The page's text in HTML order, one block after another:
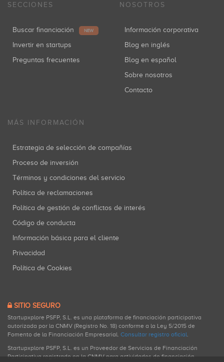
SECCIONES
Buscar financiación NEW
Invertir en startups
Preguntas frecuentes
NOSOTROS
Información corporativa
Blog en inglés
Blog en español
Sobre nosotros
Contacto
MÁS INFORMACIÓN
Estrategia de selección de compañías
Proceso de inversión
Términos y condiciones del servicio
Política de reclamaciones
Política de gestión de conflictos de interés
Código de conducta
Información básica para el cliente
Privacidad
Política de Cookies
SITIO SEGURO
Startupxplore PSFP, S.L. es una plataforma de financiación participativa
autorizada por la CNMV (Registro No. 18) conforme a la Ley 5/2015 de
Fomento de la Financiación Empresarial. Consultar registro oficial.
Startupxplore PSFP, S.L. es un Proveedor de Servicios de Financiación
Participativa registrado en la CNMV para actividades de financiación